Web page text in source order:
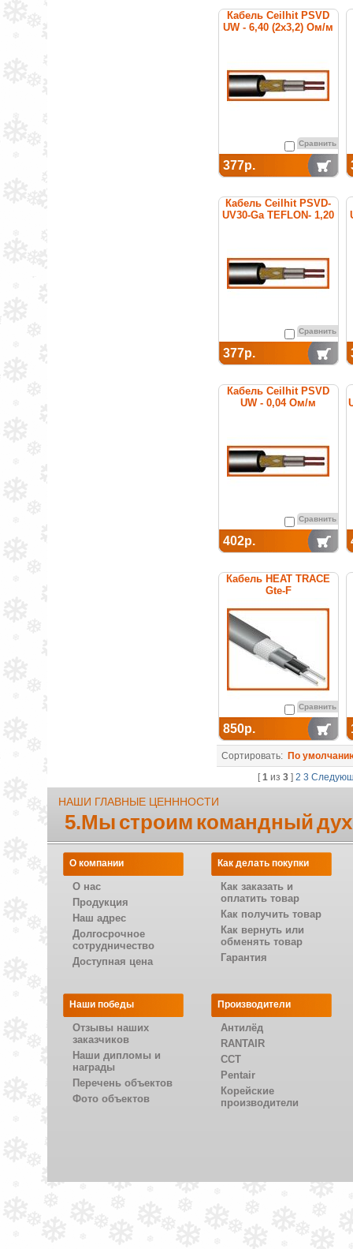
Кабель Ceilhit PSVD
UW - 6,40 (2х3,2) Ом/м
Сравнить
377р.
Кабель Ceilhit PSVD-
UV30-Ga TEFLON- 1,20
Сравнить
377р.
Кабель Ceilhit PSVD
UW - 0,04 Ом/м
Сравнить
402р.
Кабель HEAT TRACE
Gte-F
Сравнить
850р.
Сортировать: По
[1из 3] 2 3
НАШИ ГЛАВНЫЕ ЦЕНННОСТИ
5.Мы строим командный
О компании
О нас
Продукция
Наш адрес
Долгосрочное
сотрудничество
Доступная цена
Как делать покупки
Как заказать и
оплатить товар
Как получить товар
Как вернуть или
обменять товар
Гарантия
Наши победы
Отзывы наших
заказчиков
Наши дипломы и
награды
Перечень объектов
Фото объектов
Производители
Антилёд
RANTAIR
CCT
Pentair
Корейские
производители